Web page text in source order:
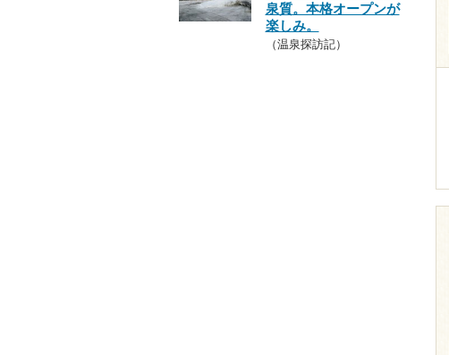
泉質。本格オープンが
楽しみ。
（温泉探訪記）